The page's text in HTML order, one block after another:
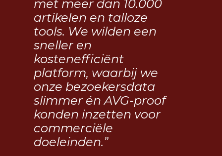
met meer dan 10.000
artikelen en talloze
tools. We wilden een
sneller en
kostenefficiënt
platform, waarbij we
onze bezoekersdata
slimmer én AVG-proof
konden inzetten voor
commerciële
doeleinden.”